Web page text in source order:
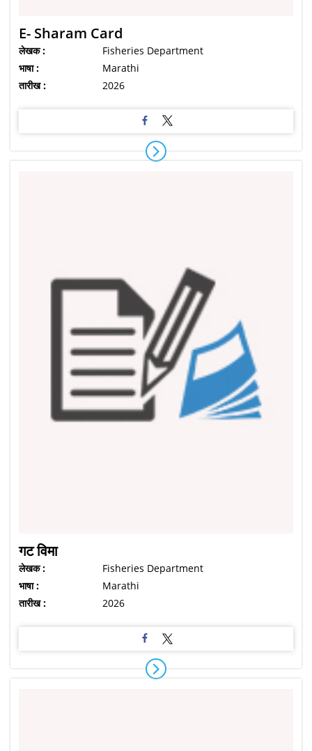
E- Sharam Card
लेखक :
Fisheries Department
भाषा :
Marathi
तारीख :
2026
गट विमा
लेखक :
Fisheries Department
भाषा :
Marathi
तारीख :
2026